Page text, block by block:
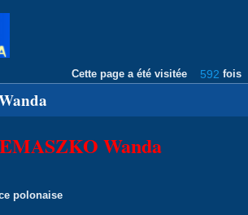
Cette page a été visitée 592 fois
Wanda
polonaise